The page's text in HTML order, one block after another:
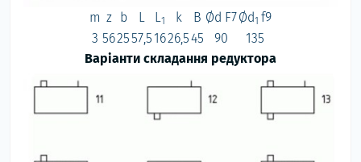
m z b L L1 k B Ød F7Ød1 f9
3 562557,51626,545 90
135
Варіанти складання редуктора